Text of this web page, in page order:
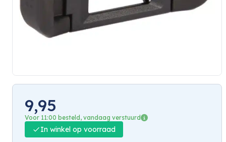
9,95
Voor 11:00 besteld, vandaag verstuurd
In winkel op voorraad